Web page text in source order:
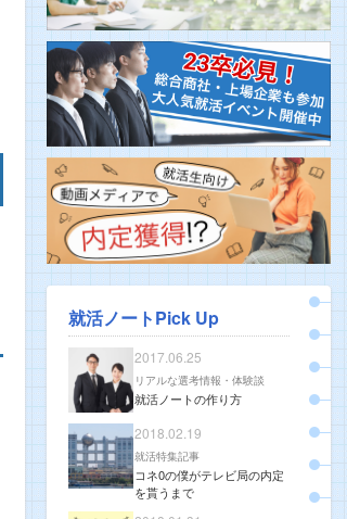
就活ノートPick Up
2017.06.25
リアルな選考情報・体験談
就活ノートの作り方
2018.02.19
就活特集記事
コネ0の僕がテレビ局の内定
を貰うまで